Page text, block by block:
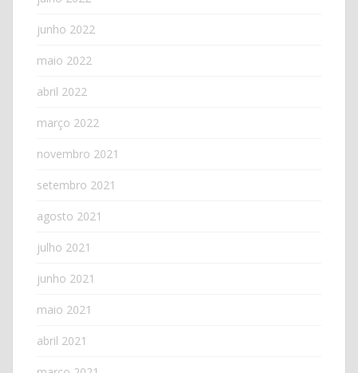
junho 2022
maio 2022
abril 2022
março 2022
novembro 2021
setembro 2021
agosto 2021
julho 2021
junho 2021
maio 2021
abril 2021